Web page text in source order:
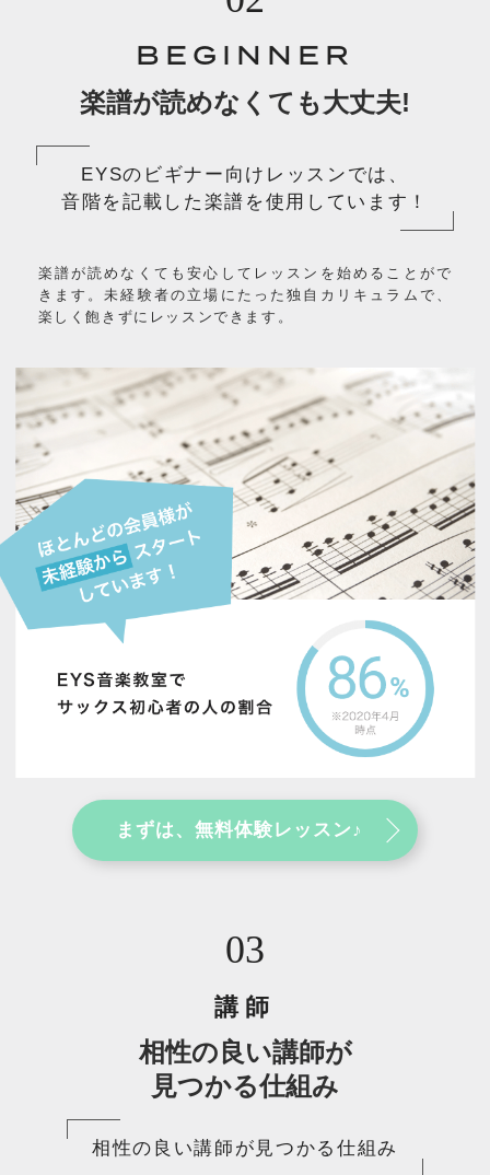
BEGINNER
楽譜が読めなくても大丈夫!
EYSのビギナー向けレッスンでは、
音階を記載した楽譜を使用しています！
楽譜が読めなくても安心してレッスンを始めることがで
きます。未経験者の立場にたった独自カリキュラムで、
楽しく飽きずにレッスンできます。
まずは、無料体験レッスン♪
03
講師
相性の良い講師が
見つかる仕組み
相性の良い講師が見つかる仕組み